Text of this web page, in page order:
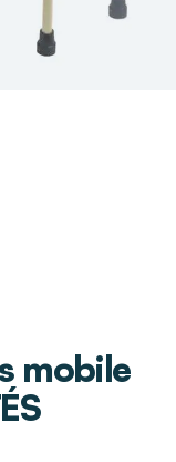
mobile